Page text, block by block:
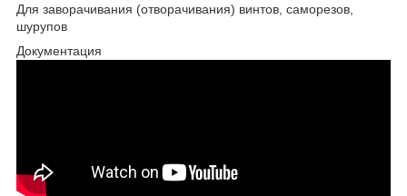
Для заворачивания (отворачивания) винтов, саморезов,
шурупов
Документация